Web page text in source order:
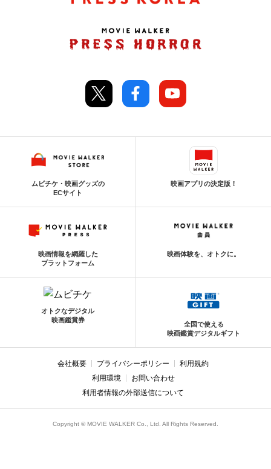
ムビチケ・映画グッズの
ECサイト
映画アプリの決定版！
映画情報を網羅した
プラットフォーム
映画体験を、オトクに。
オトクなデジタル
映画鑑賞券
全国で使える
映画鑑賞デジタルギフト
会社概要 プライバシーポリシー
利用規約
利用環境
お問い合わせ
利用者情報の外部送信について
Copyright © MOVIE WALKER Co., Ltd. All Rights Reserved.